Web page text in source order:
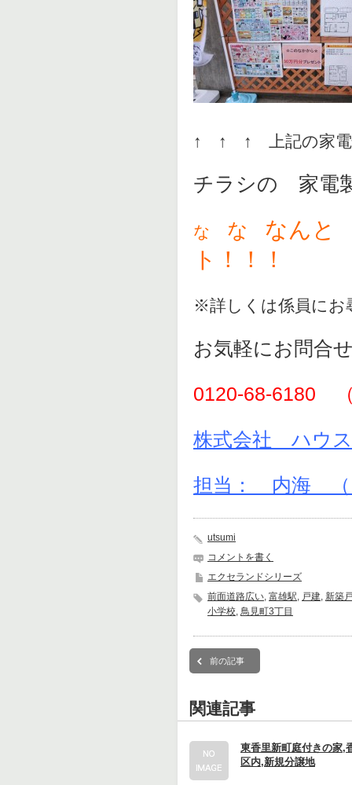
↑ ↑ ↑ 上記の家
チラシの 家電
な な
なんと
ト！！！
※詳しくは係員にお
お気軽にお問合
0120-68-6180
株式会社 ハウ
担当： 内海
utsumi
コメントを書く
エクセランドシリーズ
前面道路広い, 富雄駅, 戸建, 新築
小学校, 鳥見町3丁目
前の記事
関連記事
東香里新町庭付きの家,
区内,新規分譲地